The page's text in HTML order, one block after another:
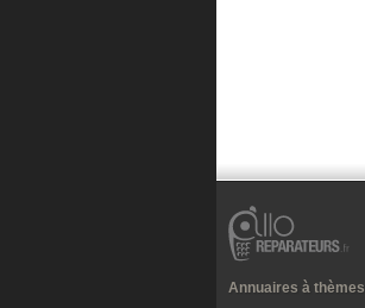
Annuaires à thèmes